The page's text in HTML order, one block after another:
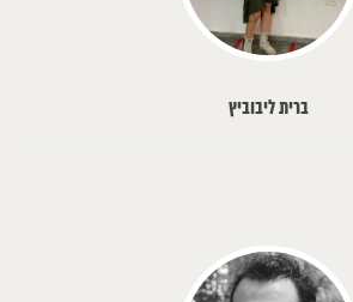
ברית ליבוביץ